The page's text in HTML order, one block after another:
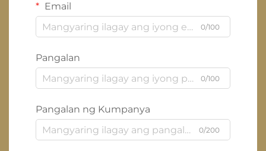
Email
0/100
Pangalan
0/100
Pangalan ng Kumpanya
0/200